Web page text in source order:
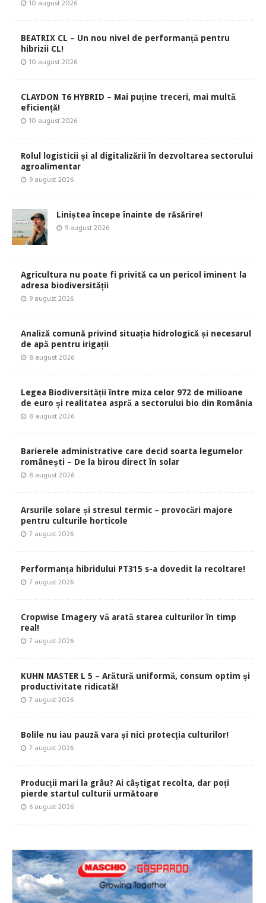
10 august 2026
BEATRIX CL – Un nou nivel de performanță pentru
hibrizii CL!
10 august 2026
CLAYDON T6 HYBRID – Mai puține treceri, mai multă
eficiență!
10 august 2026
Rolul logisticii și al digitalizării în dezvoltarea sectorului
agroalimentar
9 august 2026
Liniștea începe înainte de răsărire!
9 august 2026
Agricultura nu poate fi privită ca un pericol iminent la
adresa biodiversității
9 august 2026
Analiză comună privind situația hidrologică și necesarul
de apă pentru irigații
8 august 2026
Legea Biodiversității între miza celor 972 de milioane
de euro și realitatea aspră a sectorului bio din România
8 august 2026
Barierele administrative care decid soarta legumelor
românești – De la birou direct în solar
8 august 2026
Arsurile solare și stresul termic – provocări majore
pentru culturile horticole
7 august 2026
Performanța hibridului PT315 s-a dovedit la recoltare!
7 august 2026
Cropwise Imagery vă arată starea culturilor în timp
real!
7 august 2026
KUHN MASTER L 5 – Arătură uniformă, consum optim și
productivitate ridicată!
7 august 2026
Bolile nu iau pauză vara și nici protecția culturilor!
7 august 2026
Producții mari la grâu? Ai câștigat recolta, dar poți
pierde startul culturii următoare
6 august 2026